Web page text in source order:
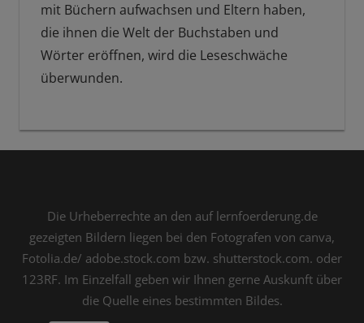
mit Büchern aufwachsen und Eltern haben,
die ihnen die Welt der Buchstaben und
Wörter eröffnen, wird die Leseschwäche
überwunden.
Die Urheberrechte an den auf lernfoerderung.de
gezeigten Bildern liegen bei den Fotografen von canva,
Fotolia.de/ adobe.stock.com bzw. shutterstock.com. oder
123RF. Im Einzelfall geben wir Ihnen gerne Auskunft über
die Quelle eines bestimmten Bildes.